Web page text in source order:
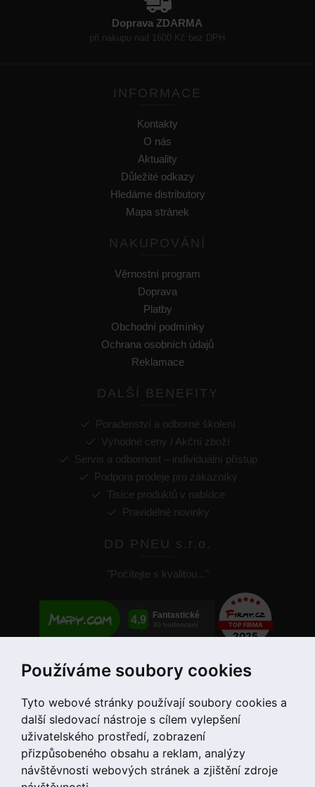
Používáme soubory cookies
Tyto webové stránky používají soubory cookies a
další sledovací nástroje s cílem vylepšení
uživatelského prostředí, zobrazení
přizpůsobeného obsahu a reklam, analýzy
návštěvnosti webových stránek a zjištění zdroje
Doprava ZDARMA
při nákupu nad 1600 Kč bez DPH
INFORMACE
Kontakty
O nás
Aktuality
Důležité odkazy
Hledáme distributory
Mapa stránek
NAKUPOVÁNÍ
Věrnostní program
Doprava
Platby
Obchodní podmínky
Ochrana osobních údajů
Reklamace
DALŠÍ BENEFITY
Poradenství a odborné školení
Výhodné ceny / Akční zboží
Servis a odbornost – individuální přístup
Podpora prodeje pro zákazníky
Tisíce produktů v nabídce
Pravidelné novinky
DD PNEU s.r.o.
"Počítejte s kvalitou..."
+420 775 55 66 99